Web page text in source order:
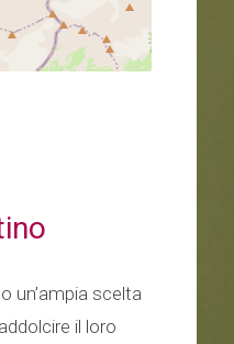
un’ampia scelta
il loro